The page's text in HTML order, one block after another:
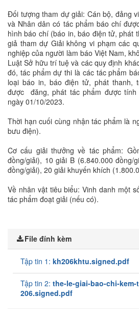
Đối tượng tham dự giải: Cán bộ, đảng
và Nhân dân có tác phẩm báo chí
hình báo chí (báo in, báo điện tử, phát
giả tham dự Giải không vi phạm các
nghiệp của người làm báo Việt Nam,
Luật Sở hữu trí tuệ và các quy định
đó, tác phẩm dự thi là các tác phẩm
loại báo in, báo điện tử, phát thanh,
được đăng, phát tác phẩm được tính
ngày 01/10/2023.
Thời hạn cuối cùng nhận tác phẩm là
bưu điện).
Cơ cấu giải thưởng về tác phẩm:
đồng/giải), 10 giải B (6.840.000 đồng/
đồng/giải), 20 giải khuyến khích
Về nhân vật tiêu biểu: Vinh danh một
tác phẩm đoạt giải (nếu có).
File đính kèm
Tập tin 1: kh206khtu.signed.pdf
Tập tin 2: the-le-giai-bao-chi-
206.signed.pdf